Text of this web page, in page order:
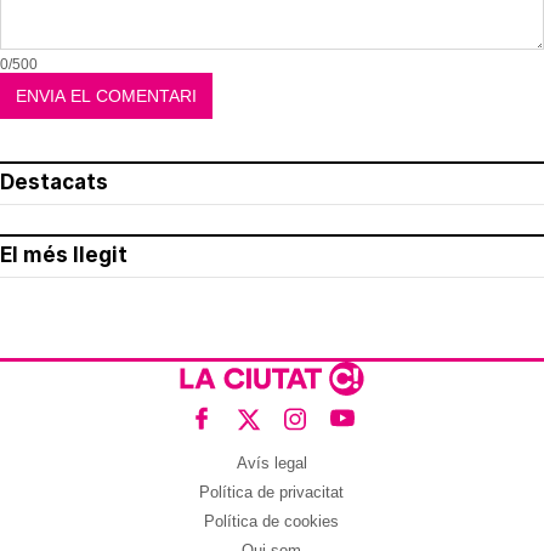
0/500
Destacats
El més llegit
Avís legal
Política de privacitat
Política de cookies